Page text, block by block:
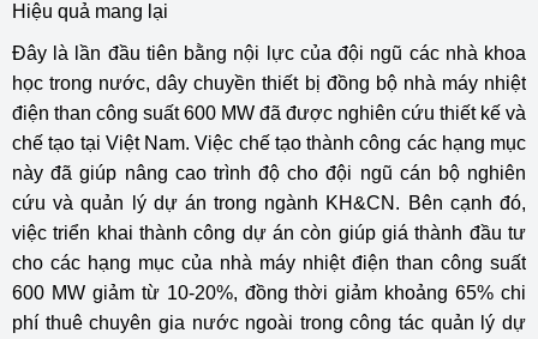
Hiệu quả mang lại
Đây là lần đầu tiên bằng nội lực của đội ngũ các nhà khoa
học trong nước, dây chuyền thiết bị đồng bộ nhà máy nhiệt
điện than công suất 600 MW đã được nghiên cứu thiết kế và
chế tạo tại Việt Nam. Việc chế tạo thành công các hạng mục
này đã giúp nâng cao trình độ cho đội ngũ cán bộ nghiên
cứu và quản lý dự án trong ngành KH&CN. Bên cạnh đó,
việc triển khai thành công dự án còn giúp giá thành đầu tư
cho các hạng mục của nhà máy nhiệt điện than công suất
600 MW giảm từ 10-20%, đồng thời giảm khoảng 65% chi
phí thuê chuyên gia nước ngoài trong công tác quản lý dự